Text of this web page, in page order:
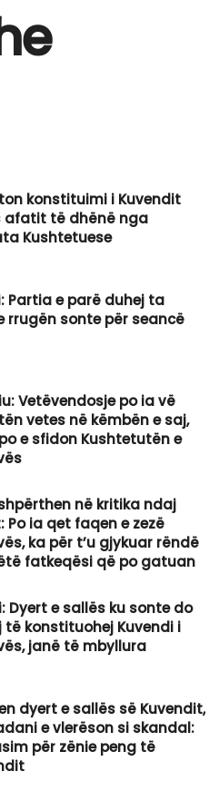
konstituimi i Kuvendit
afatit të dhënë nga
Kushtetuese
Partia e parë duhej ta
rrugën sonte për seancë
Vetëvendosje po ia vë
vetes në këmbën e saj,
e sfidon Kushtetutën e
në kritika ndaj
Po ia qet faqen e zezë
ka për t’u gjykuar rëndë
fatkeqësi që po gatuan
Dyert e sallës ku sonte do
të konstituohej Kuvendi i
janë të mbyllura
dyert e sallës së Kuvendit,
e vlerëson si skandal:
për zënie peng të